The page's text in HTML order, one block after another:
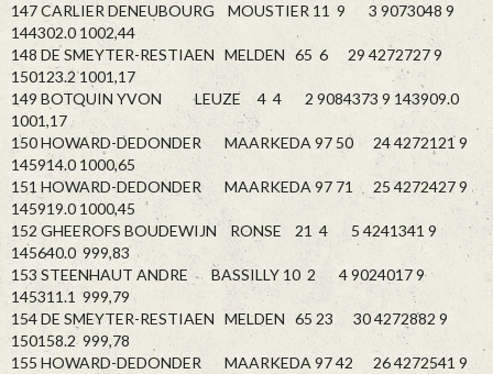
147 CARLIER DENEUBOURG MOUSTIER 11 9 3 9073048 9
144302.0 1002,44
148 DE SMEYTER-RESTIAEN MELDEN 65 6 29 4272727 9
150123.2 1001,17
149 BOTQUIN YVON LEUZE 4 4 2 9084373 9 143909.0
1001,17
150 HOWARD-DEDONDER MAARKEDA 97 50 24 4272121 9
145914.0 1000,65
151 HOWARD-DEDONDER MAARKEDA 97 71 25 4272427 9
145919.0 1000,45
152 GHEEROFS BOUDEWIJN RONSE 21 4 5 4241341 9
145640.0 999,83
153 STEENHAUT ANDRE BASSILLY 10 2 4 9024017 9
145311.1 999,79
154 DE SMEYTER-RESTIAEN MELDEN 65 23 30 4272882 9
150158.2 999,78
155 HOWARD-DEDONDER MAARKEDA 97 42 26 4272541 9